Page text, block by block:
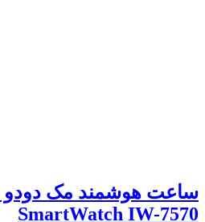
SmartWatch IW-7570